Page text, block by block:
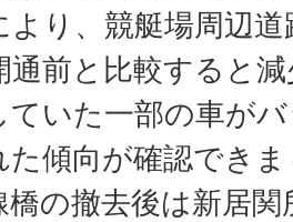
より、競艇場周辺
通前と比較すると
ていた一部の車が
た傾向が確認でき
橋の撤去後は新居